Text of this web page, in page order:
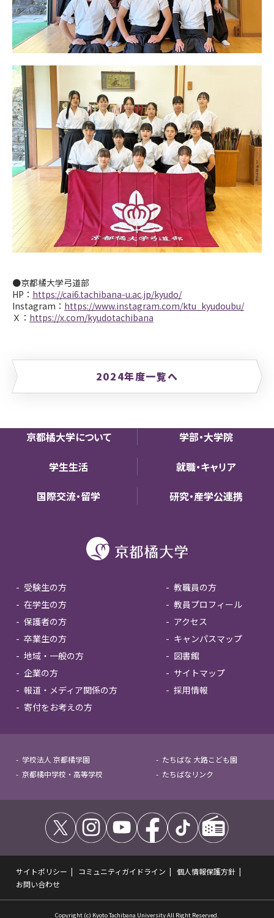
●京都橘大学弓道部
HP ： https://cai6.tachibana-u.ac.jp/kyudo/
Instagram： https://www.instagram.com/ktu_kyudoubu/
Ｘ： https://x.com/kyudotachibana
2024年度一覧へ
京都橘大学について 学部・大学院
学生生活 就職・キャリア
国際交流・留学 研究・産学公連携
受験生の方
在学生の方
保護者の方
卒業生の方
地域・一般の方
企業の方
報道・メディア関係の方
寄付をお考えの方
教職員の方
教員プロフィール
アクセス
キャンパスマップ
図書館
サイトマップ
採用情報
学校法人 京都橘学園
京都橘中学校・高等学校
たちばな 大路こども園
たちばなリンク
サイトポリシー コミュニティガイドライン
個人情報保護方針
お問い合わせ
Copyright (c) Kyoto Tachibana University All Right Reserved.